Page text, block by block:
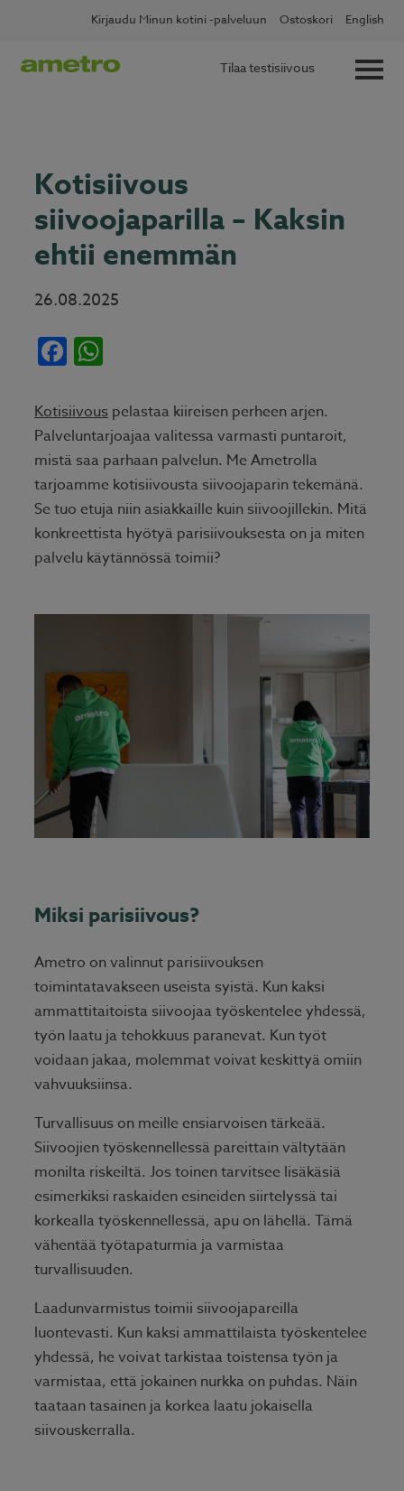
content
Kirjaudu Minun kotini -palveluun Ostoskori English
Tilaa testisiivous
Kotitalousvähennys nyt 60 % Lue lisää ✖
Kotisiivous
siivoojaparilla – Kaksin
ehtii enemmän
26.08.2025
Facebook
Kotisiivous pelastaa kiireisen perheen arjen.
Palveluntarjoajaa valitessa varmasti puntaroit,
mistä saa parhaan palvelun. Me Ametrolla
tarjoamme kotisiivousta siivoojaparin tekemänä.
Se tuo etuja niin asiakkaille kuin siivoojillekin. Mitä
konkreettista hyötyä parisiivouksesta on ja miten
palvelu käytännössä toimii?
Miksi parisiivous?
Ametro on valinnut parisiivouksen
toimintatavakseen useista syistä. Kun kaksi
ammattitaitoista siivoojaa työskentelee yhdessä,
työn laatu ja tehokkuus paranevat. Kun työt
voidaan jakaa, molemmat voivat keskittyä omiin
vahvuuksiinsa.
Turvallisuus on meille ensiarvoisen tärkeää.
Siivoojien työskennellessä pareittain vältytään
monilta riskeiltä. Jos toinen tarvitsee lisäkäsiä
esimerkiksi raskaiden esineiden siirtelyssä tai
korkealla työskennellessä, apu on lähellä. Tämä
vähentää työtapaturmia ja varmistaa
turvallisuuden.
Laadunvarmistus toimii siivoojapareilla
luontevasti. Kun kaksi ammattilaista työskentelee
yhdessä, he voivat tarkistaa toistensa työn ja
varmistaa, että jokainen nurkka on puhdas. Näin
taataan tasainen ja korkea laatu jokaisella
siivouskerralla.